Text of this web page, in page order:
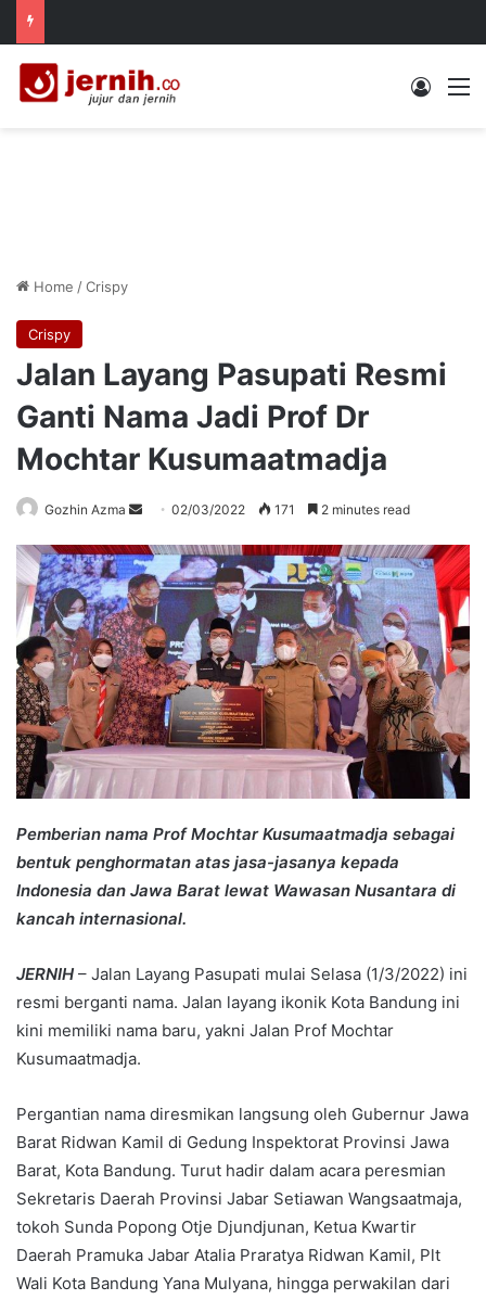
Log In
Home /Crispy
Crispy
Jalan Layang Pasupati Resmi
Ganti Nama Jadi Prof Dr
Mochtar Kusumaatmadja
Gozhin Azma
Send
email
02/03/2022 171 2 minutes read
Pemberian nama Prof Mochtar Kusumaatmadja sebagai
bentuk penghormatan atas jasa-jasanya kepada
Indonesia dan Jawa Barat lewat Wawasan Nusantara di
kancah internasional.
JERNIH – Jalan Layang Pasupati mulai Selasa (1/3/2022) ini
resmi berganti nama. Jalan layang ikonik Kota Bandung ini
kini memiliki nama baru, yakni Jalan Prof Mochtar
Kusumaatmadja.
Pergantian nama diresmikan langsung oleh Gubernur Jawa
Barat Ridwan Kamil di Gedung Inspektorat Provinsi Jawa
Barat, Kota Bandung. Turut hadir dalam acara peresmian
Sekretaris Daerah Provinsi Jabar Setiawan Wangsaatmaja,
tokoh Sunda Popong Otje Djundjunan, Ketua Kwartir
Daerah Pramuka Jabar Atalia Praratya Ridwan Kamil, Plt
Wali Kota Bandung Yana Mulyana, hingga perwakilan dari